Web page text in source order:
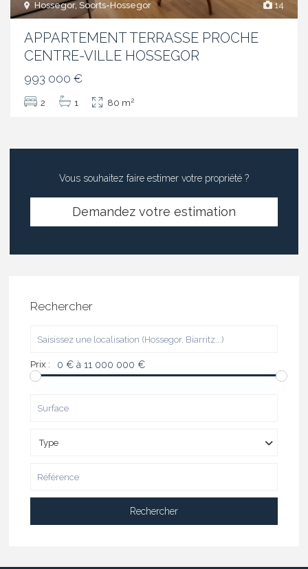
14
Hossegor, Soorts-Hossegor
APPARTEMENT TERRASSE PROCHE
CENTRE-VILLE HOSSEGOR
993 000 €
2 1 80 m2
Vous souhaitez faire estimer votre propriété ?
Demandez votre estimation
Rechercher
Prix : 0 € à 11 000 000 €
Type
Rechercher